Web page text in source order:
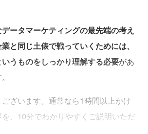
ータマーケティングの最先端の考え
と同じ土俵で戦っていくためには、
いうものをしっかり理解する必要があ
ざいます。通常なら1時間以上かけ
、10分でわかりやすくご説明いただ